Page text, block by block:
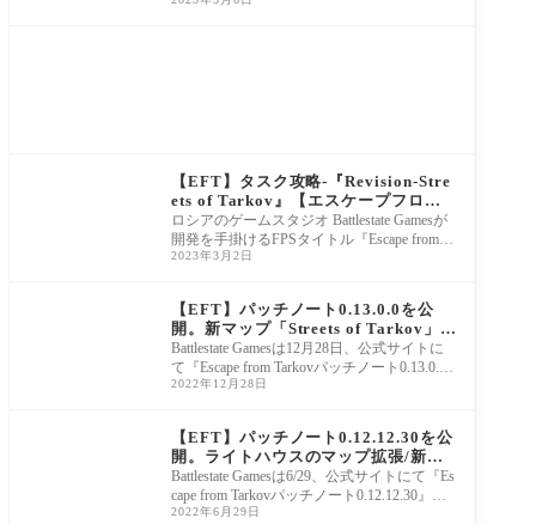
【EFT】タスク攻略-『Revision-Stre
ets of Tarkov』【エスケープフロム
タルコフ】
ロシアのゲームスタジオ Battlestate Gamesが
開発を手掛けるFPSタイトル『Escape from Ta
rkov(エスケープフロムタルコフ)』につい
2023年3月2日
【EFT】パッチノート0.13.0.0を公
開。新マップ「Streets of Tarkov」/
修理キット＆強化が追加/AR用グレポ
ンを含む多数の新アイテム/Co-Opモ
ード拡張/サウンドのリワーク/FSR2.1
Battlestate Gamesは12月28日、公式サイトに
て『Escape from Tarkovパッチノート0.13.0.
0』を公開しました。過去最大規模となる今
2022年12月28日
【EFT】パッチノート0.12.12.30を公
開。ライトハウスのマップ拡張/新ボ
ス-Knight,Birdeye,Big Pipe追加/Co-
opモード実装/アニメーション更新/照
明弾やSAG AKを含む大量の新武器が
Battlestate Gamesは6/29、公式サイトにて『Es
cape from Tarkovパッチノート0.12.12.30』を
公開しました。約7か月ぶりのワイプとなる
2022年6月29日